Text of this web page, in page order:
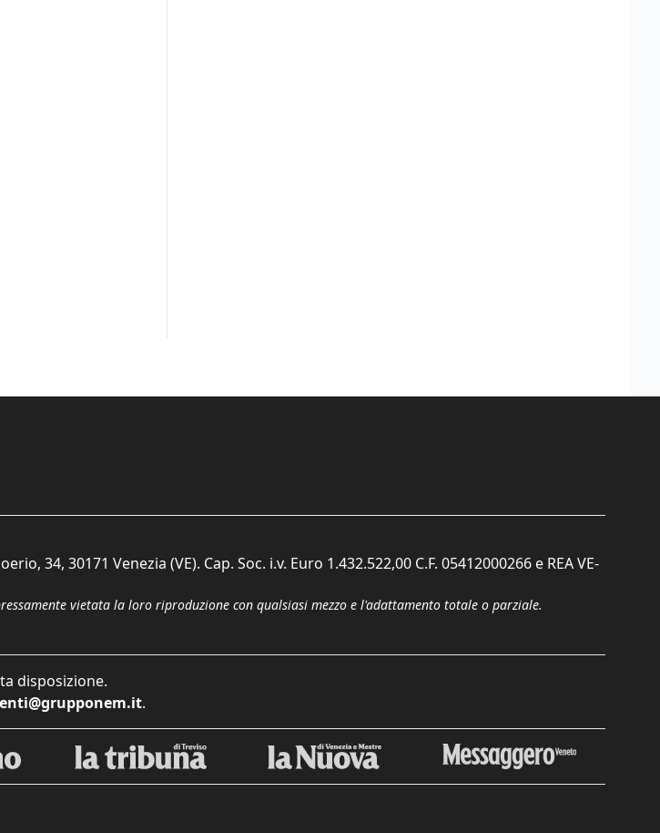
34, 30171 Venezia (VE). Cap. Soc. i.v. Euro 1.432.522,00 C.F. 05412000266 e REA VE-
vietata la loro riproduzione con qualsiasi mezzo e l'adattamento totale o parziale.
disposizione.
.